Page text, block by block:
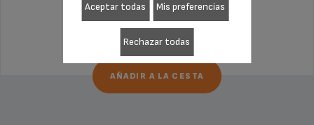
79,99 €
AÑADIR A LA CESTA
Aceptar todas Mis preferencias
Rechazar todas